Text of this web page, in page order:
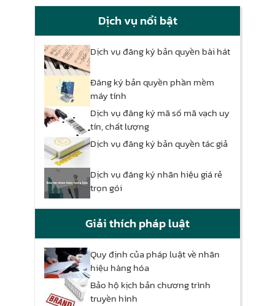
Dịch vụ nổi bật
Dịch vụ đăng ký bản quyền bài hát
Đăng ký bản quyền phần mềm
máy tính
Dịch vụ đăng ký mã số mã vạch uy
tín, chất lượng
Dịch vụ đăng ký bản quyền tác giả
Dịch vụ đăng ký nhãn hiệu giá rẻ
trọn gói
Giải thích pháp luật
Quy định của pháp luật về nhãn
hiệu hàng hóa
Bảo hộ kịch bản chương trình
truyền hình